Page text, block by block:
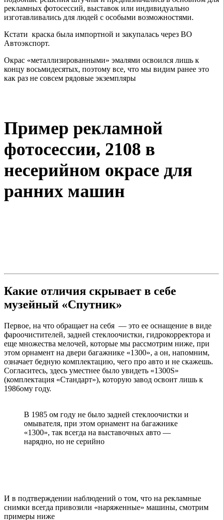
рекламных фотосессий, выставок или индивидуально
изготавливались для людей с особыми возможностями.
Кстати краска была импортной и закупалась через ВО
Автоэкспорт.
Окрас «металлизированными» эмалями освоился лишь к
концу восьмидесятых, поэтому все, что мы видим ранее это
как раз не совсем рядовые экземпляры
Пример рекламной
фотосессии, 2108 в
несерийном окрасе для
ранних машин
Какие отличия скрывает в себе
музейный «Спутник»
Первое, на что обращает на себя — это ее оснащение в виде
фароочистителей, задней стеклоочистки, гидрокорректора и
еще множества мелочей, которые мы рассмотрим ниже, при
этом орнамент на двери багажнике «1300», а он, напомним,
означает бедную комплектацию, чего про авто и не скажешь.
Согласитесь, здесь уместнее было увидеть «1300S»
(комплектация «Стандарт»), которую завод освоит лишь к
1986ому году.
В 1985 ом году не было задней стеклоочистки и
омывателя, при этом орнамент на багажнике
«1300», так всегда на выставочных авто —
нарядно, но не серийно
И в подтверждении наблюдений о том, что на рекламные
снимки всегда привозили «наряженные» машины, смотрим
примеры ниже